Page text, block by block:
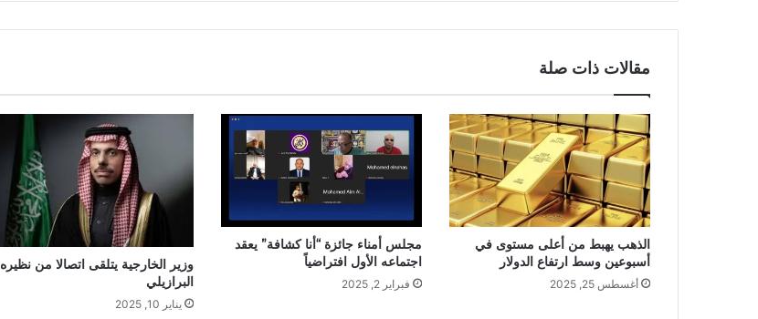
مقالات ذات صلة
الذهب يهبط من أعلى مستوى في
أسبوعين وسط ارتفاع الدولار
أغسطس 25, 2025
مجلس أمناء جائزة “أنا كشافة” يعقد
اجتماعه الأول افتراضياً
فبراير 2, 2025
وزير الخارجية يتلقى اتصالا من نظيره
البرازيلي
يناير 10, 2025